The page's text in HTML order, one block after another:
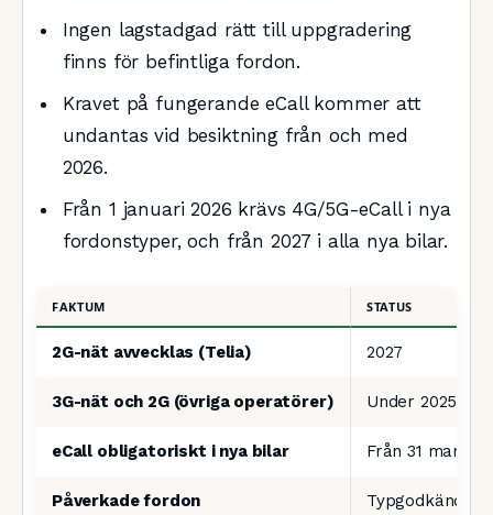
Ingen lagstadgad rätt till uppgradering
finns för befintliga fordon.
Kravet på fungerande eCall kommer att
undantas vid besiktning från och med
2026.
Från 1 januari 2026 krävs 4G/5G-eCall i nya
fordonstyper, och från 2027 i alla nya bilar.
FAKTUM STATUS
2G-nät avvecklas (Telia) 2027
3G-nät och 2G (övriga operatörer) Under 2025
eCall obligatoriskt i nya bilar Från 31 mars
Påverkade fordon Typgodkända